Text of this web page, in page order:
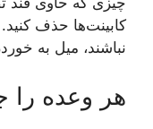
کابینت‌ها حذف
نباشند، میل به
هر وعده را